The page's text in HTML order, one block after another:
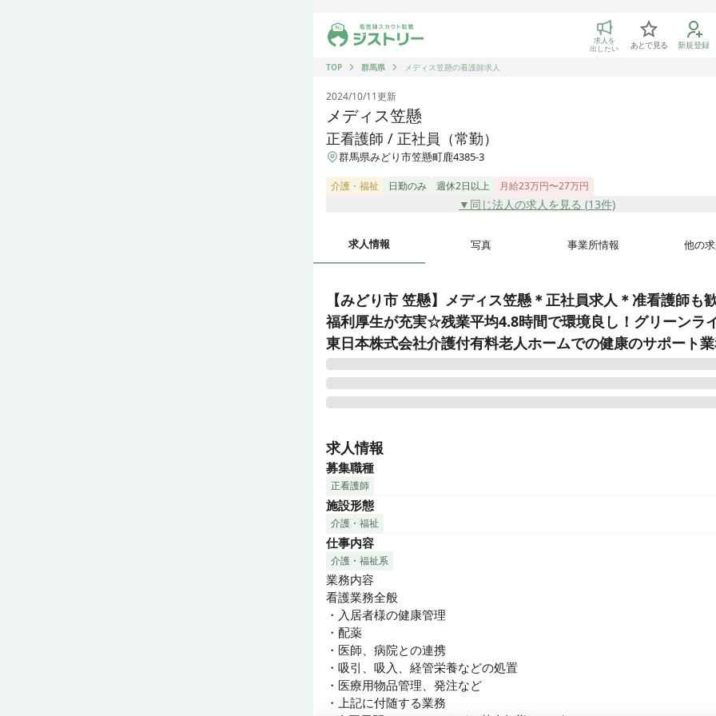
ジストリー 看護師の転職マッチング
求人を
出したい あとで見る 新規登録
TOP
群馬県 メディス笠懸の看護師求人
2024/10/11更新
メディス笠懸
正看護師 / 正社員（常勤）
群馬県みどり市笠懸町鹿4385-3
介護・福祉 日勤のみ 週休2日以上 月給23万円〜27万円
▼同じ法人の求人を見る (13件)
求人情報 写真 事業所情報 他の求
【みどり市 笠懸】メディス笠懸＊正社員求人＊准看護師も
福利厚生が充実☆残業平均4.8時間で環境良し！グリーンラ
東日本株式会社介護付有料老人ホームでの健康のサポート
場の医療コンサルティング業界大手　シップヘルスケアホールディング
会社のヘルスケア事業のコアカンパニーとして全国に７２施設を運営し
す。
医療・保健・福祉・介護の分野で医療機関とのパートナーシップを基本
ップヘルスケアグループがもつノウハウを融合し、全国７２か所の介護
老人ホーム等の開設・運営を通し、ライフケア事業を展開しております。
グリーンライフグループの介護は「１年間365日同じ質と量のサービス」
供します。
協力医療機関である宏愛会第一病院との連携により緊急時でも、迅速な
できます。
みどり市笠懸。国道50号線近い便利な立地。近隣にはスーパーも数軒あ
時の買い物にも便利な立地にあります！
平均残業時間（月間） 4.8時間
平均有給休暇取得日数（年間） 9.0日
求人情報
募集職種
正看護師
施設形態
介護・福祉
仕事内容
介護・福祉系
業務内容
看護業務全般
・入居者様の健康管理
・配薬
・医師、病院との連携
・吸引、吸入、経管栄養などの処置
・医療用物品管理、発注など
・上記に付随する業務